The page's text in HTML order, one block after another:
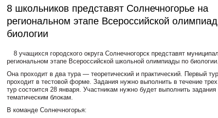
8 школьников представят Солнечногорье на
региональном этапе Всероссийской
биологии
8 учащихся городского округа Солнечногорск представят
региональном этапе Всероссийской школьной олимпиады по
Она проходит в два тура — теоретический и практический. Первый
проходит в тестовой форме. Задания нужно выполнить в течение
тур состоится 28 января. Участникам нужно будет выполнить
тематическим блокам.
В команде Солнечногорья: